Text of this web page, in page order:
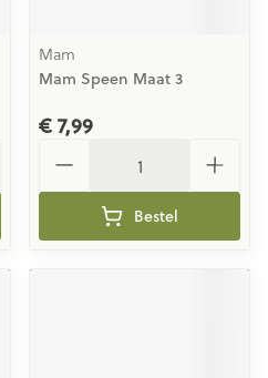
Mam
Mam Speen Maat 3
€ 7,99
Bestel